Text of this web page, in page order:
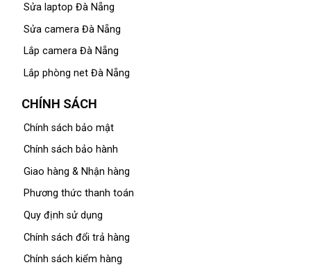
Sửa laptop Đà Nẵng
Sửa camera Đà Nẵng
Lắp camera Đà Nẵng
Lắp phòng net Đà Nẵng
CHÍNH SÁCH
Chính sách bảo mật
Chính sách bảo hành
Giao hàng & Nhận hàng
Phương thức thanh toán
Quy định sử dụng
Chính sách đổi trả hàng
Chính sách kiểm hàng